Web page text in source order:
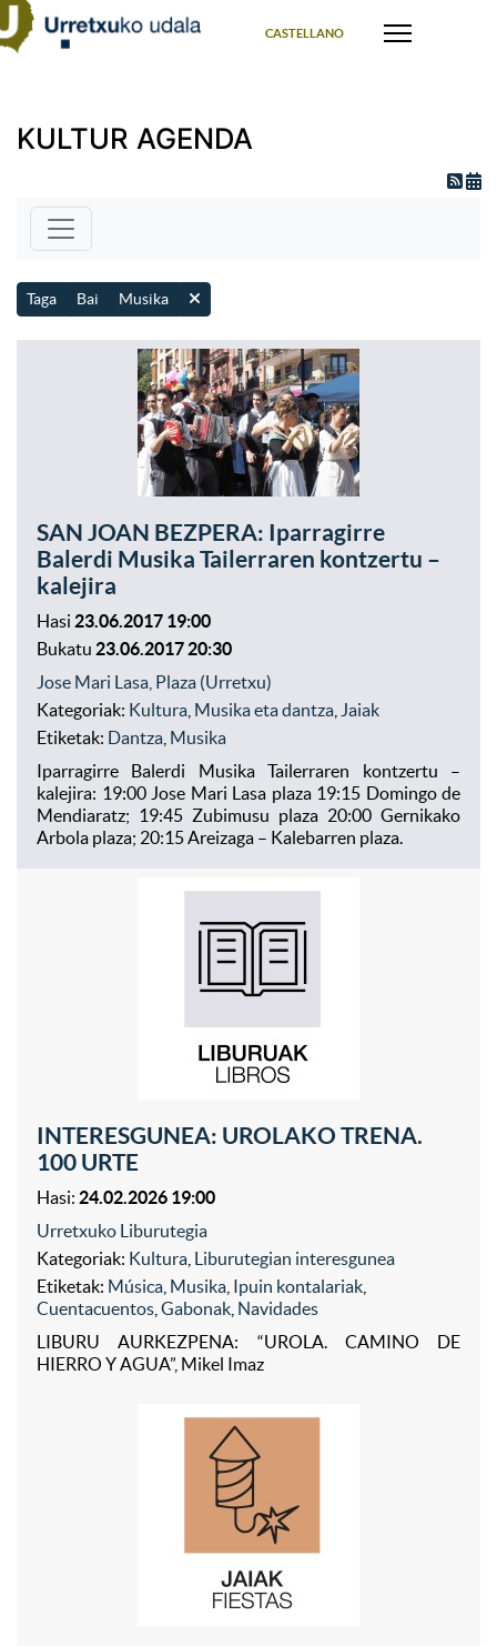
CASTELLANO
KULTUR AGENDA
Taga Bai Musika
SAN JOAN BEZPERA: Iparragirre
Balerdi Musika Tailerraren kontzertu –
kalejira
Hasi 23.06.2017 19:00
Bukatu 23.06.2017 20:30
Jose Mari Lasa, Plaza (Urretxu)
Kategoriak: Kultura Musika eta dantza Jaiak
Etiketak: Dantza Musika
Iparragirre Balerdi Musika Tailerraren kontzertu –
kalejira: 19:00 Jose Mari Lasa plaza 19:15 Domingo de
Mendiaratz; 19:45 Zubimusu plaza 20:00 Gernikako
Arbola plaza; 20:15 Areizaga – Kalebarren plaza.
INTERESGUNEA: UROLAKO TRENA.
100 URTE
Hasi: 24.02.2026 19:00
Urretxuko Liburutegia
Kategoriak: Kultura Liburutegian interesgunea
Etiketak: Música Musika Ipuin kontalariak
Cuentacuentos Gabonak Navidades
LIBURU AURKEZPENA: “UROLA. CAMINO DE
HIERRO Y AGUA”, Mikel Imaz